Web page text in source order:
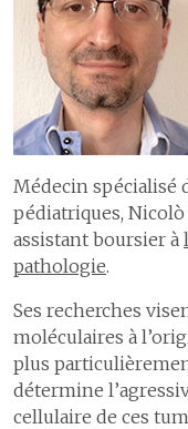
Médecin spécialisé
pédiatriques,
assistant boursier à
pathologie.
Ses recherches
moléculaires à
plus
détermine
cellulaire de ces